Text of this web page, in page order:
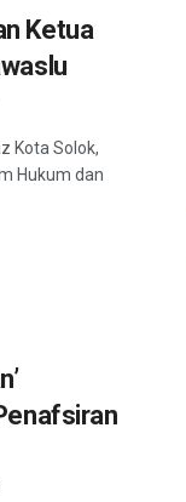
Ketua
Kota Solok,
Hukum dan